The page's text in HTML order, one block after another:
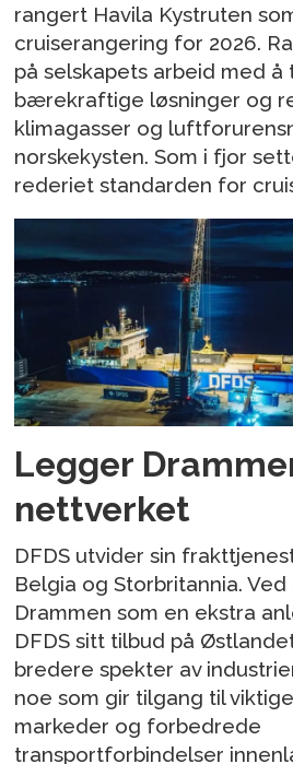
rangert Havila Kystruten
cruiserangering for 2026.
på selskapets arbeid med
bærekraftige løsninger og
klimagasser og
norskekysten. Som i fjor
rederiet standarden for
Legger
nettverket
DFDS utvider sin
Belgia og Storbritannia.
Drammen som en ekstra
DFDS sitt tilbud på
bredere spekter av
noe som gir tilgang til
markeder og forbedrede
transportforbindelser